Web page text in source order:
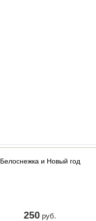
Белоснежка и Новый год
250 руб.